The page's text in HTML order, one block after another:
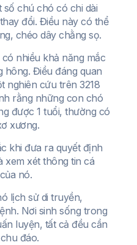
chú chó có chi dài
đổi. Điều này có thể
chéo dây chằng sọ.
nhiều khả năng mắc
hông. Điều đáng quan
nghiên cứu trên 3218
rằng những con chó
được 1 tuổi, thường có
xương.
khi đưa ra quyết định
xem xét thông tin cá
nó.
lịch sử di truyền,
Nơi sinh sống trong
luyện, tất cả đều cần
đáo.